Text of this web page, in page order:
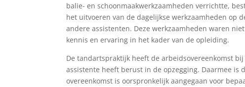
balie- en schoonmaakwerkzaamheden verrichtte,
het uitvoeren van de dagelijkse werkzaamheden op
andere assistenten. Deze werkzaamheden waren
kennis en ervaring in het kader van de opleiding.
De tandartspraktijk heeft de arbeidsovereenkomst
assistente heeft berust in de opzegging. Daarmee is
overeenkomst is oorspronkelijk aangegaan voor